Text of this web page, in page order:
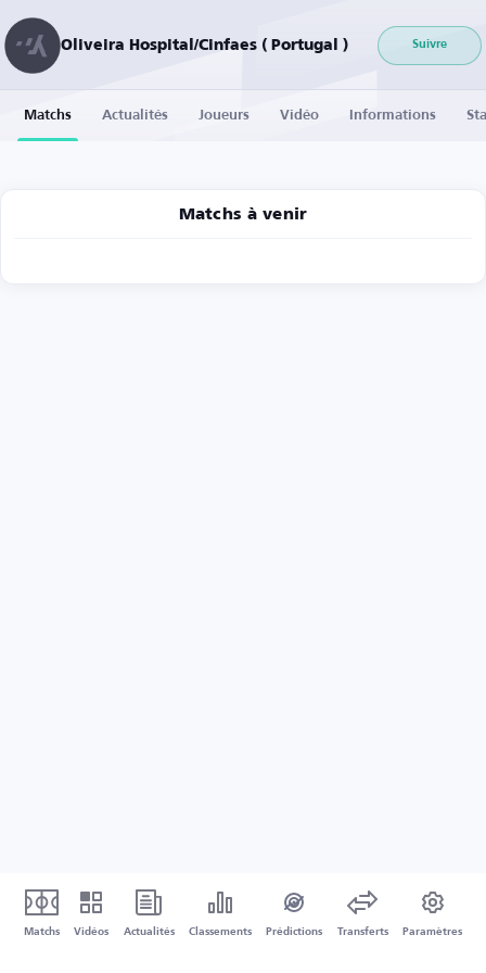
Oliveira Hospital/Cinfaes ( Portugal ) Suivre
Matchs Actualités Joueurs Vidéo Informations
Matchs à venir
Matchs Vidéos Actualités Classements Prédictions Transferts Paramètres